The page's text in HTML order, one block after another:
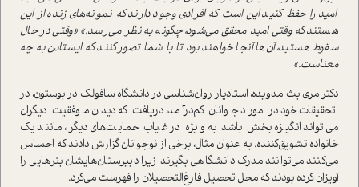
امید را حفظ کنید این است که افرادی وجود دارند که نمونه‌های زنده از این
هستند که وقتی امید محقق می‌شود، چگونه به نظر می‌رسد.» «وقتی در حال
سقوط هستید، آن‌ها آنجا خواهند بود تا با شما تصور کنند که ایستادن به چه
معناست.»
دکتر مری بث مدویده، استادیار روان‌شناسی در دانشگاه سافولک در بوستون، در
تحقیقات خود در مورد جوانان کم‌درآمد، دریافت که دیدن موفقیت دیگران
می‌تواند انگیزه بخش باشد به ویژه در غیاب حمایت‌های دیگر، مانند یک
خانواده تشویق‌کننده. به عنوان مثال، برخی از نوجوانان گزارش دادند که احساس
می‌کنند می‌توانند مدرک دانشگاهی بگیرند زیرا دبیرستان‌هایشان بنرهایی را
آویزان کرده بودند که محل تحصیل فارغ‌التحصیلان را فهرست می‌کرد.